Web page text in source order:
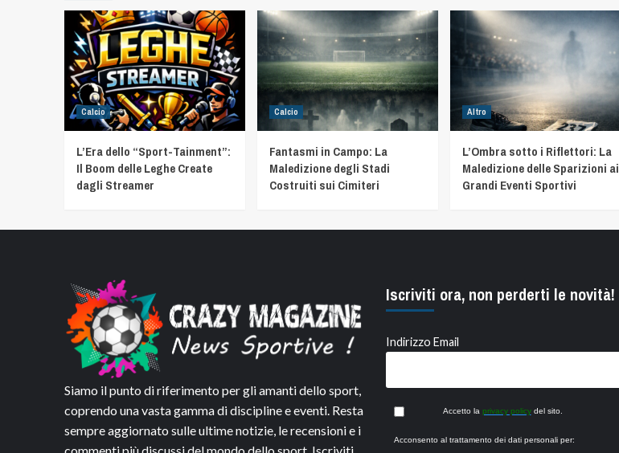
Calcio
L’Era dello “Sport-Tainment”:
Il Boom delle Leghe Create
dagli Streamer
Calcio
Fantasmi in Campo: La
Maledizione degli Stadi
Costruiti sui Cimiteri
Altro
L’Ombra sotto i Riflettori: La
Maledizione delle Sparizioni ai
Grandi Eventi Sportivi
Siamo il punto di riferimento per gli amanti dello sport,
coprendo una vasta gamma di discipline e eventi. Resta
sempre aggiornato sulle ultime notizie, le recensioni e i
Iscriviti ora, non perderti le novità!
Indirizzo Email
Accetto la privacy policydel sito.
Acconsento al trattamento dei dati personali per: